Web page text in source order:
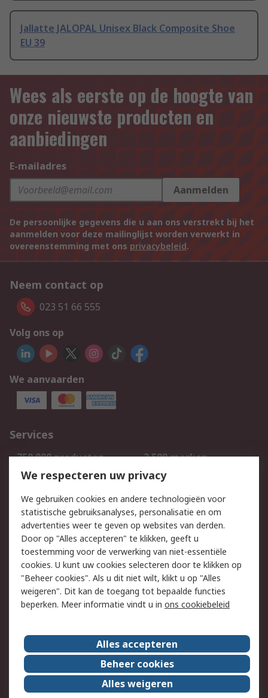
Jallatte JALOPAL Unisex Black Composite Shoe
EU 39
Wees als eerste op de hoogte van
onze nieuwste producten en
aanbiedingen
E-mailadres
Aanmelden
De persoonlijke gegevens die u aan ons verstrekt bij het
aanmelden voor deze mailinglijst worden verwerkt in
overeenstemming met ons privacybeleid.
Neem contact op
023 51 66 555
Volg ons op
We aanvaarden
Services
750.000 producten
2.500 merken
Bestellen
Inkoopoplossingen
Track & Trace
Wettelijk
Cookiebeleid
Email veiligheid
Privacybeleid
Websitevoorwaarden
Algemene
verkoopvoorwaarden
Over RS
RS Group
Over ons
RS wereldwijd
Werken bij RS
ESG
We respecteren uw privacy
We gebruiken cookies en andere technologieën voor
statistische gebruiksanalyses, personalisatie en om
advertenties weer te geven op websites van derden.
Door op "Alles accepteren" te klikken, geeft u
toestemming voor de verwerking van niet-essentiële
cookies. U kunt uw cookies selecteren door te klikken op
"Beheer cookies". Als u dit niet wilt, klikt u op "Alles
weigeren". Dit kan de toegang tot bepaalde functies
beperken. Meer informatie vindt u in ons cookiebeleid
Alles accepteren
Beheer cookies
Alles weigeren